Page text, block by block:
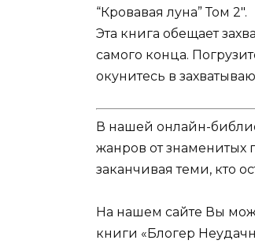
“Кровавая луна” Том 2″.
Эта книга обещает
самого конца.
окунитесь в
В нашей онлайн-
жанров от знаменитых
заканчивая теми, кто
На нашем сайте Вы
книги «Блогер